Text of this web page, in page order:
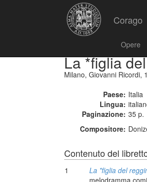
Corago
Opere
La *figlia
Milano, Giovanni Ricordi,
Paese: Italia
Lingua:
Paginazione: 35 p.
Compositore:
Contenuto del
1
La *figlia del
melodramma